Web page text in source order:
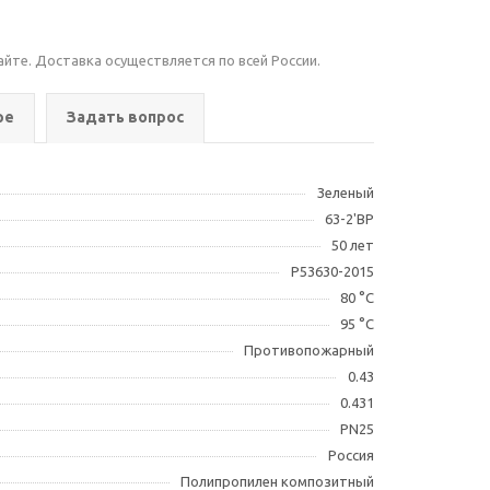
Доставка осуществляется по всей России.
Задать вопрос
Зеленый
63-2'ВР
50 лет
Р53630-2015
80 °С
95 °С
Противопожарный
0.43
0.431
PN25
Россия
Полипропилен композитный